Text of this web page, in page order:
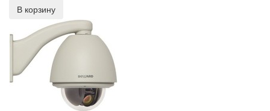
В корзину